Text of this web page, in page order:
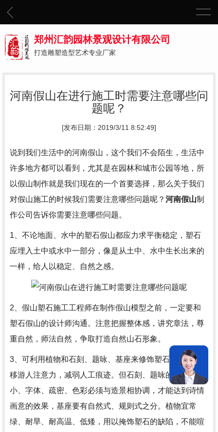
郑州汇韵园林景观设计有限公司
打造雕塑造型艺术专业厂家
河南假山在进行施工时需要注意哪些问
题呢？
[发布日期：2019/3/11 8:52:49]
说到我们生活中的河南假山，这个我们不会陌生，生活中
许多地方都可以看到，尤其是在园林和城市公园等地，所
以假山制作就是我们现在的一个首要选择，那么关于我们
对假山施工的时候我们需要注意哪些问题呢？ 河南假山制
作公司告诉你需要注意哪些问题。
1、不论地面、水中的塑石假山都应力求平衡稳定，塑石
应埋入土中或水中一部分，像是从土中、水中生长出来的
一样，给人以稳定、自然之感。
2、假山塑石施工工程师在制作假山模型之前，一定要和
塑石假山的设计师沟通。注意把握整体感，讲究章法，尊
重自然，师法自然，争取打造自然山石形象。
3、可利用植物和石刻、题咏、基座来修饰塑石假山，转
移游人注意力，减弱人工痕迹。但石刻、题咏的形式、大
小、字体、疏密、色彩必须与造景相协调，才能达到诗情
画意的效果，基座要有自然式、规则式之分。植物宜常
绿、耐旱、耐高温、低矮，用以掩饰塑石的缺陷，不能喧